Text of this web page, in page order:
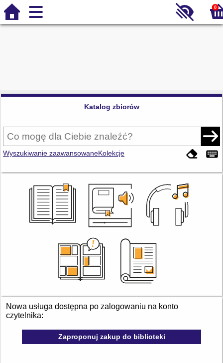
0
Katalog zbiorów
Wyszukiwanie zaawansowaneKolekcje
Nowa usługa dostępna po zalogowaniu na konto
czytelnika:
Zaproponuj zakup do biblioteki